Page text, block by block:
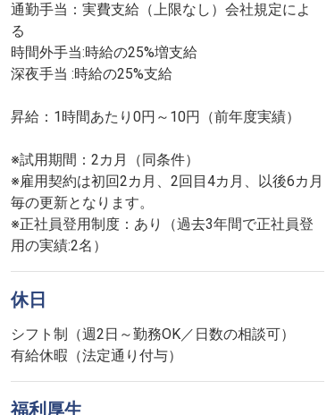
通勤手当：実費支給（上限なし）会社規定によ
る
時間外手当:時給の25%増支給
深夜手当 :時給の25%支給
昇給：1時間あたり0円～10円（前年度実績）
※試用期間：2カ月（同条件）
※雇用契約は初回2カ月、2回目4カ月、以後6カ月
毎の更新となります。
※正社員登用制度：あり（過去3年間で正社員登
用の実績:2名）
休日
シフト制（週2日～勤務OK／日数の相談可）
有給休暇（法定通り付与）
福利厚生